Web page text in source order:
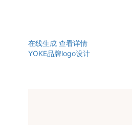
在线生成 查看详情
YOKE品牌logo设计